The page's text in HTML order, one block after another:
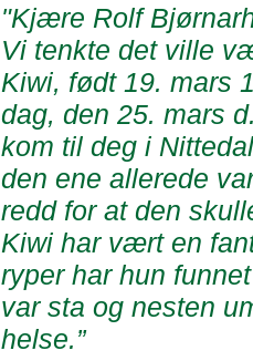
"Kjære Rolf
Vi tenkte det ville
Kiwi, født 19. mars
dag, den 25. mars
kom til deg i
den ene allerede
redd for at den
Kiwi har vært en
ryper har hun
var sta og nesten
helse.”